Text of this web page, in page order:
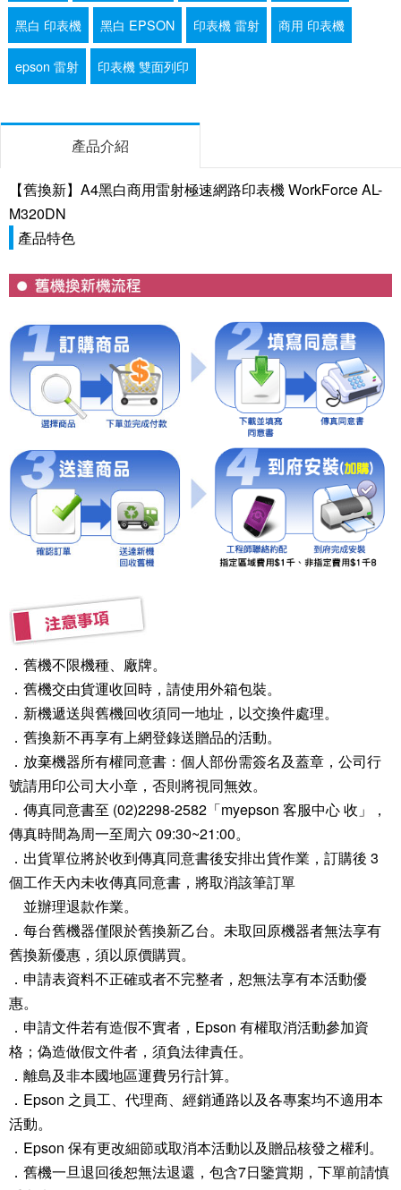
黑白 印表機 黑白 EPSON 印表機 雷射 商用 印表機
epson 雷射 印表機 雙面列印
產品介紹
【舊換新】A4黑白商用雷射極速網路印表機 WorkForce AL-
M320DN
產品特色
．舊機不限機種、廠牌。
．舊機交由貨運收回時，請使用外箱包裝。
．新機遞送與舊機回收須同一地址，以交換件處理。
．舊換新不再享有上網登錄送贈品的活動。
．放棄機器所有權同意書：個人部份需簽名及蓋章，公司行
號請用印公司大小章，否則將視同無效。
．傳真同意書至 (02)2298-2582「myepson 客服中心 收」，
傳真時間為周一至周六 09:30~21:00。
．出貨單位將於收到傳真同意書後安排出貨作業，訂購後 3
個工作天內未收傳真同意書，將取消該筆訂單
並辦理退款作業。
．每台舊機器僅限於舊換新乙台。未取回原機器者無法享有
舊換新優惠，須以原價購買。
．申請表資料不正確或者不完整者，恕無法享有本活動優
惠。
．申請文件若有造假不實者，Epson 有權取消活動參加資
格；偽造做假文件者，須負法律責任。
．離島及非本國地區運費另行計算。
．Epson 之員工、代理商、經銷通路以及各專案均不適用本
活動。
．Epson 保有更改細節或取消本活動以及贈品核發之權利。
．舊機一旦退回後恕無法退還，包含7日鑒賞期，下單前請慎